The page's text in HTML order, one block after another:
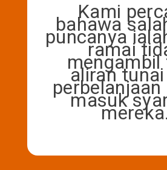
Kami
bahawa
puncanya
ramai
mengambil
aliran
masuk
mereka.